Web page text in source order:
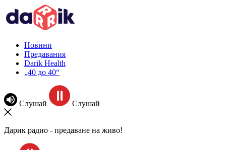
Новини
Предавания
Darik Health
„40 до 40“
Слушай Слушай
Дарик радио - предаване на живо!